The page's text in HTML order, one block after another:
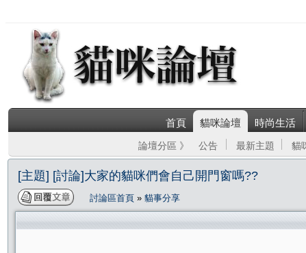
首頁 貓咪論壇 時尚生活
論壇分區 》 公告 最新主題 貓
[主題] [討論]大家的貓咪們會自己開門窗嗎??
討論區首頁 » 貓事分享